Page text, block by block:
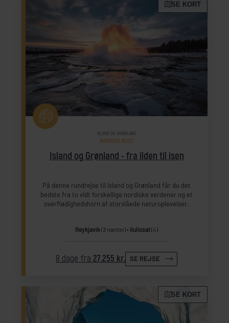
SE KORT
Island og Grønland - fra ilden til isen
ISLAND OG GRØNLAND
INDIVIDUEL REJSE
På denne rundrejse til Island og Grønland får du det
bedste fra to vidt forskellige nordiske verdener og et
overflødighedshorn af storslåede naturoplevelser.
Reykjavik (3 nætter) Ilulissat(4)
8 dage fra 27.255 kr. SE REJSE
SE KORT